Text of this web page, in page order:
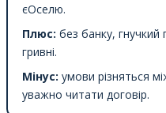
єОселю.
Плюс: без банку, гнучкий
гривні.
Мінус: умови різняться
уважно читати договір.